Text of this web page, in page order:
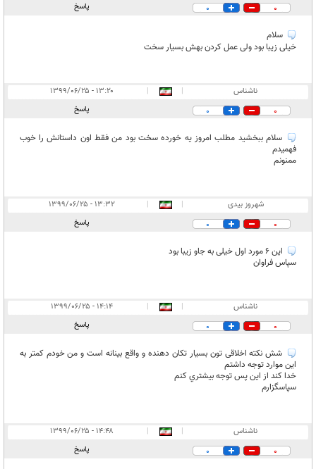
0
0 پاسخ
سلام
خیلی زیبا بود ولی عمل کردن بهش بسیار سخت
ناشناس |
|
۱۳:۲۰ - ۱۳۹۹/۰۶/۲۵
0
0 پاسخ
سلام ببخشید مطلب امروز یه خورده سخت بود من فقط اون داستانش را خوب
فهمیدم
ممنونم
شهروز بیدی |
|
۱۳:۳۲ - ۱۳۹۹/۰۶/۲۵
0
0 پاسخ
این ۶ مورد اول خیلی به جاو زیبا بود
سپاس فراوان
ناشناس |
|
۱۴:۱۴ - ۱۳۹۹/۰۶/۲۵
0
0 پاسخ
شش نكته اخلاقی تون بسيار تكان دهنده و واقع بينانه است و من خودم كمتر به
اين موارد توجه داشتم
خدا كند از اين پس توجه بيشتري كنم
سپاسگزارم
ناشناس |
|
۱۴:۴۸ - ۱۳۹۹/۰۶/۲۵
0
0 پاسخ